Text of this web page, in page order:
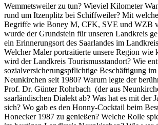
Wemmetsweiler zu tun? Wieviel Kilometer
rund um Itzenplitz bei Schiffweiler? Mit
Begriffe wie Boney M, CFK, SVE und WZB
wurde der Grundstein für unseren Landkreis
ein Erinnerungsort des Saarlandes im
Welcher Maler portraitierte unsere Region wie
wird der Landkreis Tourismusstandort? Wie
sozialversicherungspflichtige Beschäftigung
Neunkirchen seit 1980? Warum legte der
Prof. Dr. Günter Rohrbach (der aus
saarländischen Dialekt ab? Was hat es mit der
sich? Wo gab es den Honny-Cocktail beim
Honecker 1987 zu genießen? Welche Rolle